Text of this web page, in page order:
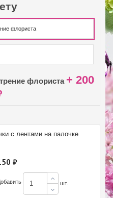
флориста
флориста + 200
с лентами на палочке
₽
шт.